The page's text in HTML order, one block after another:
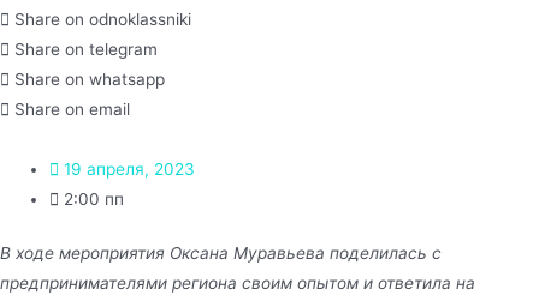
Share on odnoklassniki
Share on telegram
Share on whatsapp
Share on email
19 апреля, 2023
2:00 пп
В ходе мероприятия Оксана Муравьева поделилась с
предпринимателями региона своим опытом и ответила на